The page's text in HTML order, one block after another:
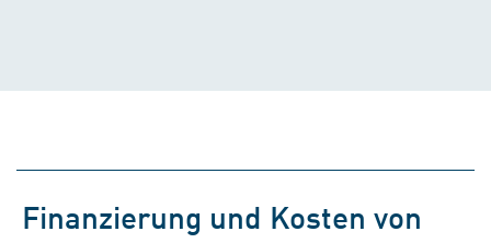
Finanzierung und Kosten von